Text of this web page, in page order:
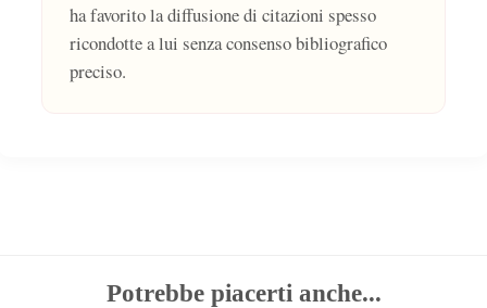
ha favorito la diffusione di citazioni spesso
ricondotte a lui senza consenso bibliografico
preciso.
Potrebbe piacerti anche...